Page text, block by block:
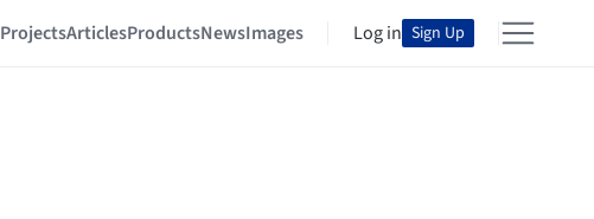
ProjectsArticlesProductsNewsImages Log in Sign Up